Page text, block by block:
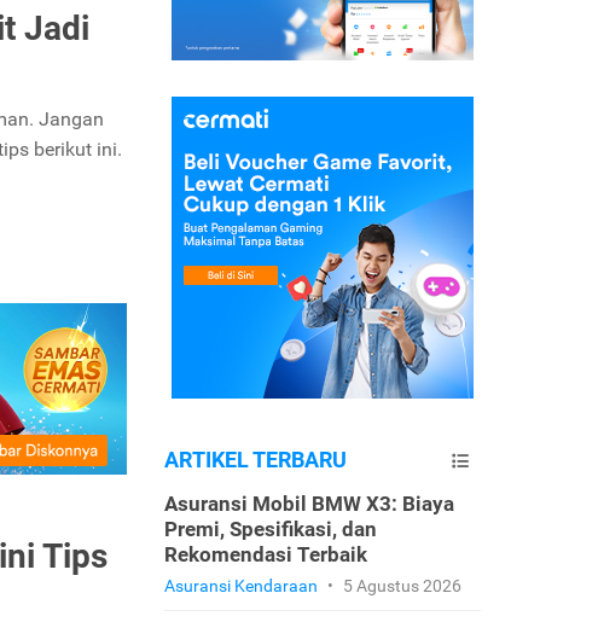
Jadi
Jangan
berikut ini.
Tips
ARTIKEL TERBARU
Asuransi Mobil BMW X3: Biaya
Premi, Spesifikasi, dan
Rekomendasi Terbaik
Asuransi Kendaraan • 5 Agustus 2026